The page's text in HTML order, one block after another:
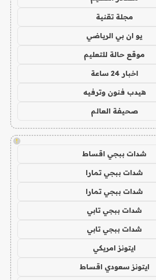
مجلة تقنية
يو ان بي الرياضي
موقع حالة للتعليم
اخبار 24 ساعة
هيدب فنون وترفيه
صحيفة العالم
!
شدات ببجي اقساط
شدات ببجي تمارا
شدات ببجي تمارا
شدات ببجي تابي
شدات ببجي تابي
ايتونز امريكي
ايتونز سعودي اقساط